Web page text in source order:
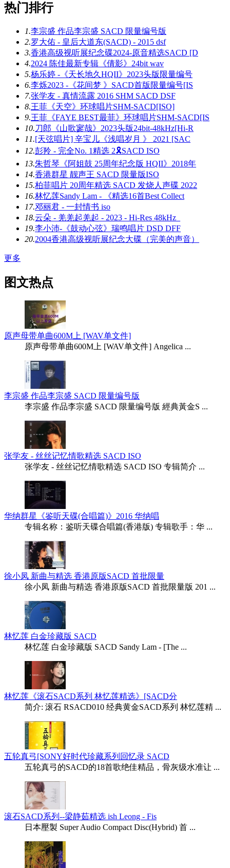
热门排行
1.李宗盛 作品李宗盛 SACD 限量编号版
2.罗大佑 - 皇后大道东(SACD) - 2015 dsf
3.香港高级视听展纪念碟2024-原音精选SACD [D
4.2024 陈佳最新专辑《倩影》24bit wav
5.杨乐婷 -《天长地久HQII》2023头版限量编号
6.李烁2023 -《花间梦 》SACD首版限量编号[IS
7.张学友 - 真情流露 2016 SHM SACD DSF
8.王菲《天空》环球唱片SHM-SACD[ISO]
9.王菲《FAYE BEST最菲》环球唱片SHM-SACD[IS
10.刀郎《山歌寥哉》2023头版24bit-48kHz[Hi-R
11.[天弦唱片] 辛宝儿《浅唱岁月 》 2021 [SAC
12.彭羚 - 完全No. 1精选 2🎗SACD ISO
13.朱哲琴《阿姐鼓 25周年纪念版 HQII》2018年
14.香港群星 靓声王 SACD 限量版ISO
15.柏菲唱片 20周年精选 SACD 发烧人声碟 2022
16.林忆莲Sandy Lam - 《精选16首Best Collect
17.邓丽君 - 一封情书 iso
18.云朵 - 羌羌起羌起 - 2023 - Hi-Res 48kHz_
19.李小沛-《鼓动心弦》瑞鸣唱片 DSD DFF
20.2004香港高级视听展纪念大碟（完美的声音）
更多
图文热点
原声母带单曲600M上 [WAV单文件]
原声母带单曲600M上 [WAV单文件] Angelica ...
李宗盛 作品李宗盛 SACD 限量编号版
李宗盛 作品李宗盛 SACD 限量编号版 經典黃金S ...
张学友 - 丝丝记忆情歌精选 SACD ISO
张学友 - 丝丝记忆情歌精选 SACD ISO 专辑简介 ...
华纳群星《鉴听天碟(合唱篇)》2016 华纳唱
专辑名称：鉴听天碟合唱篇(香港版) 专辑歌手：华 ...
徐小凤 新曲与精选 香港原版SACD 首批限量
徐小凤 新曲与精选 香港原版SACD 首批限量版 201 ...
林忆莲 白金珍藏版 SACD
林忆莲 白金珍藏版 SACD Sandy Lam - [The ...
林忆莲《滚石SACD系列 林忆莲精选》[SACD分
简介: 滚石 RSACD010 经典黄金SACD系列 林忆莲精 ...
五轮真弓[SONY好时代珍藏系列回忆录 SACD
五轮真弓的SACD的18首歌绝佳精品，骨灰级水准让 ...
滚石SACD系列--梁静茹精选 ish Leong - Fis
日本壓製 Super Audio Compact Disc(Hybrid) 首 ...